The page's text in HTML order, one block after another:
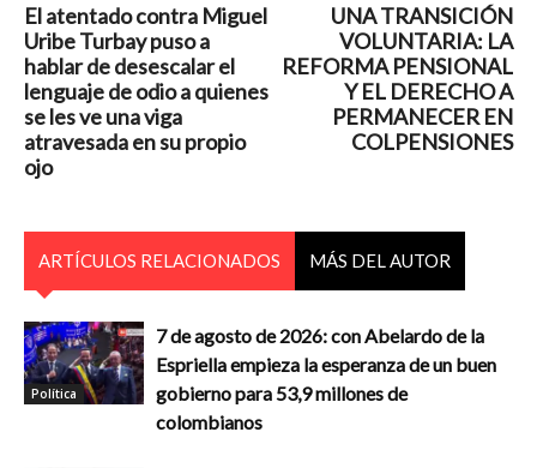
El atentado contra Miguel
Uribe Turbay puso a
hablar de desescalar el
lenguaje de odio a quienes
se les ve una viga
atravesada en su propio
ojo
UNA TRANSICIÓN
VOLUNTARIA: LA
REFORMA PENSIONAL
Y EL DERECHO A
PERMANECER EN
COLPENSIONES
ARTÍCULOS RELACIONADOS MÁS DEL AUTOR
Política
7 de agosto de 2026: con Abelardo de la
Espriella empieza la esperanza de un buen
gobierno para 53,9 millones de
colombianos